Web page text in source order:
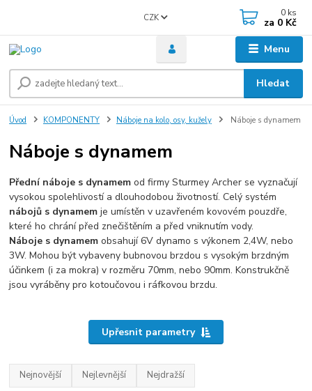
Menu
CZK
Hledat
0 ks
za 0 Kč
Úvod KOMPONENTY Náboje na kolo, osy, kužely Náboje s dynamem
Náboje s dynamem
Přední náboje s dynamemod firmy Sturmey Archer se vyznačují
vysokou spolehlivostí a dlouhodobou životností. Celý systém
nábojů s dynamem je umístěn v uzavřeném kovovém pouzdře,
které ho chrání před znečištěním a před vniknutím vody.
Náboje s dynamem obsahují 6V dynamo s výkonem 2,4W, nebo
3W. Mohou být vybaveny bubnovou brzdou s vysokým brzdným
účinkem (i za mokra) v rozměru 70mm, nebo 90mm. Konstrukčně
jsou vyráběny pro kotoučovou i ráfkovou brzdu.
Upřesnit parametry
Nejnovější Nejlevnější Nejdražší